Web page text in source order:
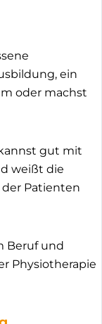
ein
oder machst
gut mit
weißt die
Patienten
Beruf und
Physiotherapie